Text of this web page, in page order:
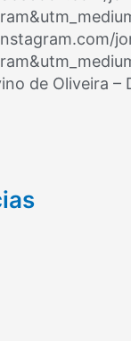
de Oliveira –